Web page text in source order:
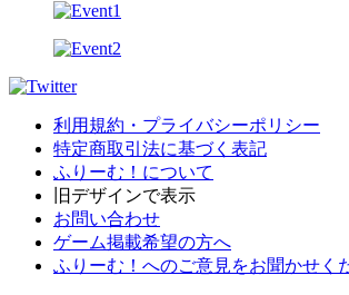
利用規約・プライバシーポリシー
特定商取引法に基づく表記
ふりーむ！について
旧デザインで表示
お問い合わせ
ゲーム掲載希望の方へ
ふりーむ！へのご意見をお聞かせく